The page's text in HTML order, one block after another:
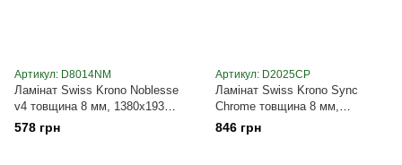
Артикул: D8014NM
Ламінат Swiss Krono Noblesse
v4 товщина 8 мм, 1380x193
мм, з фаскою Дуб Нью-Йорк
D8014NM
578 грн
Артикул: D2025CP
Ламінат Swiss Krono Sync
Chrome товщина 8 мм,
1380x193 мм, з фаскою Дуб
Лейзин SYNC D2025CP
846 грн